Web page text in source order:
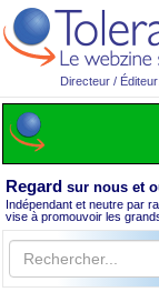
Directeur /
Regard sur nous et
Indépendant et neutre par
vise à promouvoir les